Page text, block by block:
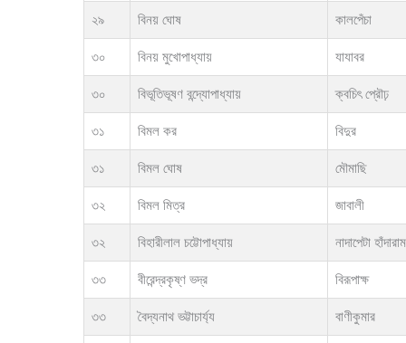
২৯ বিনয় ঘোষ কালপেঁচা
৩০ বিনয় মুখোপাধ্যায় যাযাবর
৩০ বিভূতিভূষণ বন্দ্যোপাধ্যায় ক্বচিৎ প্রৌঢ়
৩১ বিমল কর বিদুর
৩১ বিমল ঘোষ মৌমাছি
৩২ বিমল মিত্র জাবালী
৩২ বিহারীলাল চট্টোপাধ্যায় নাদাপেটা হাঁদারাম
৩৩ বীরেন্দ্রকৃষ্ণ ভদ্র বিরূপাক্ষ
৩৩ বৈদ্যনাথ ভট্টাচার্য্য বাণীকুমার